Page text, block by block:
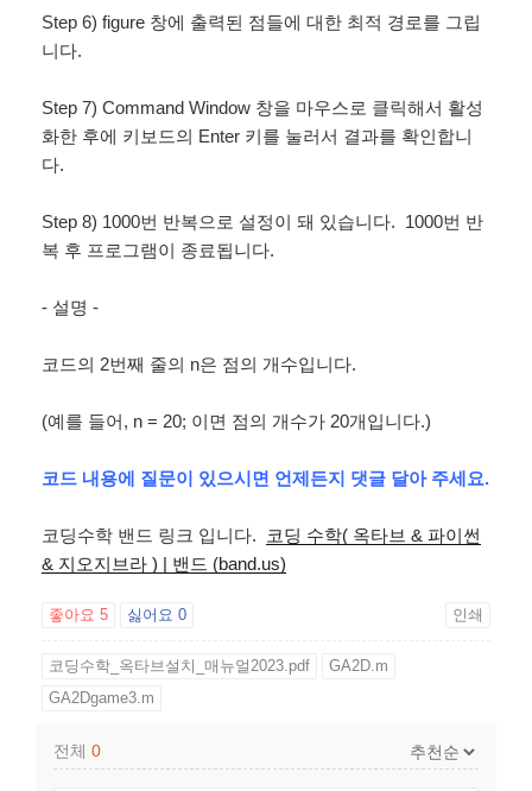
Step 6) figure 창에 출력된 점들에 대한 최적 경로를 그립
니다.
Step 7) Command Window 창을 마우스로 클릭해서 활성
화한 후에 키보드의 Enter 키를 눌러서 결과를 확인합니
다.
Step 8) 1000번 반복으로 설정이 돼 있습니다. 1000번 반
복 후 프로그램이 종료됩니다.
- 설명 -
코드의 2번째 줄의 n은 점의 개수입니다.
(예를 들어, n = 20; 이면 점의 개수가 20개입니다.)
코드 내용에 질문이 있으시면 언제든지 댓글 달아 주세요.
코딩수학 밴드 링크 입니다.
코딩 수학( 옥타브 & 파이썬
& 지오지브라 ) | 밴드 (band.us)
좋아요 5 싫어요 0 인쇄
코딩수학_옥타브설치_매뉴얼2023.pdf
GA2D.m
GA2Dgame3.m
전체 0